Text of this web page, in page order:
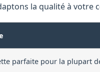
la qualité à
parfaite pour la plupart